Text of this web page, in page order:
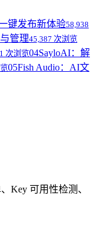
键发布新体验58,938
管理45,387 次浏览
次浏览04SayloAI：解
05Fish Audio：AI文
Key 可用性检测、